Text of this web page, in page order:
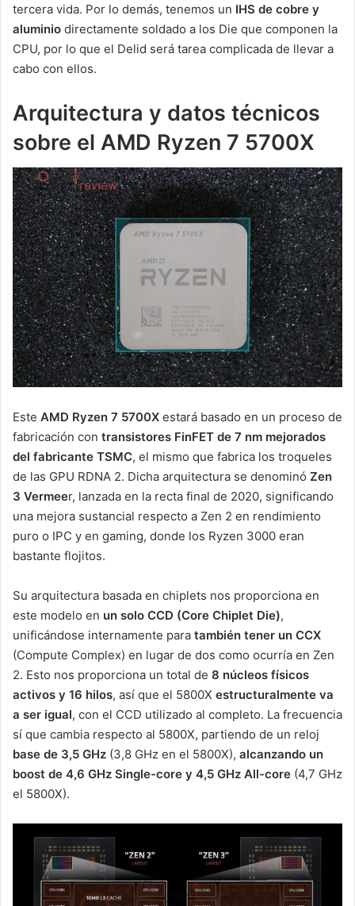
tercera vida. Por lo demás, tenemos un IHS de cobre y
aluminio directamente soldado a los Die que componen la
CPU, por lo que el Delid será tarea complicada de llevar a
cabo con ellos.
Arquitectura y datos técnicos
sobre el AMD Ryzen 7 5700X
Este AMD Ryzen 7 5700X estará basado en un proceso de
fabricación con transistores FinFET de 7 nm mejorados
del fabricante TSMC, el mismo que fabrica los troqueles
de las GPU RDNA 2. Dicha arquitectura se denominó Zen
3 Vermeer, lanzada en la recta final de 2020, significando
una mejora sustancial respecto a Zen 2 en rendimiento
puro o IPC y en gaming, donde los Ryzen 3000 eran
bastante flojitos.
Su arquitectura basada en chiplets nos proporciona en
este modelo en un solo CCD (Core Chiplet Die),
unificándose internamente para también tener un CCX
(Compute Complex) en lugar de dos como ocurría en Zen
2. Esto nos proporciona un total de 8 núcleos físicos
activos y 16 hilos, así que el 5800X estructuralmente va
a ser igual, con el CCD utilizado al completo. La frecuencia
sí que cambia respecto al 5800X, partiendo de un reloj
base de 3,5 GHz (3,8 GHz en el 5800X), alcanzando un
boost de 4,6 GHz Single-core y 4,5 GHz All-core (4,7 GHz
el 5800X).